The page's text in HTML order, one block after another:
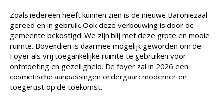
Zoals iedereen heeft kunnen zien is de nieuwe Baroniezaal
gereed en in gebruik. Ook deze verbouwing is door de
gemeente bekostigd. We zijn blij met deze grote en mooie
ruimte. Bovendien is daarmee mogelijk geworden om de
Foyer als vrij toegankelijke ruimte te gebruiken voor
ontmoeting en gezelligheid. De foyer zal in 2026 een
cosmetische aanpassingen ondergaan: moderner en
toegerust op de toekomst.